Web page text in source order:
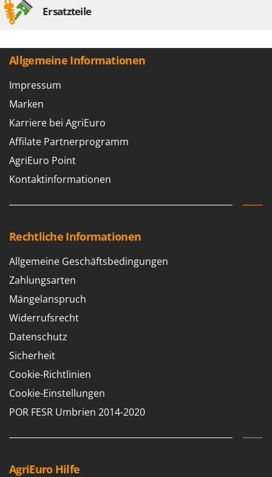
Ersatzteile
Allgemeine Informationen
Impressum
Marken
Karriere bei AgriEuro
Affilate Partnerprogramm
AgriEuro Point
Kontaktinformationen
Rechtliche Informationen
Allgemeine Geschäftsbedingungen
Zahlungsarten
Mängelanspruch
Widerrufsrecht
Datenschutz
Sicherheit
Cookie-Richtlinien
Cookie-Einstellungen
POR FESR Umbrien 2014-2020
AgriEuro Hilfe